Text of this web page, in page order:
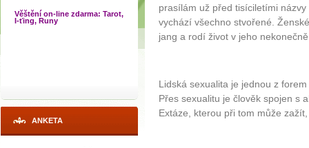
Věštění on-line zdarma: Tarot,
I-ťing, Runy
ANKETA
prasílám už před tisíciletími
vychází všechno stvořené.
jang a rodí život v jeho
Lidská sexualita je jednou z
Přes sexualitu je člověk spojen s
Extáze, kterou při tom může